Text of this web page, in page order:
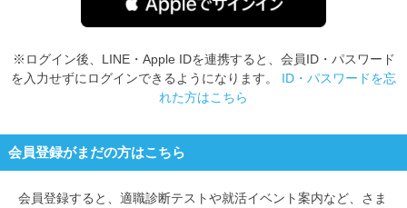
※ログイン後、LINE・Apple IDを連携すると、会員ID・パスワード
を入力せずにログインできるようになります。 ID・パスワードを忘
れた方はこちら
会員登録がまだの方はこちら
会員登録すると、 適職診断テストや就活イベント案内など、さま